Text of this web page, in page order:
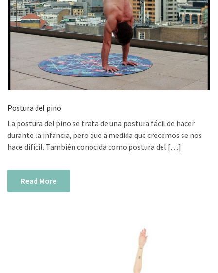
Postura del pino
La postura del pino se trata de una postura fácil de hacer
durante la infancia, pero que a medida que crecemos se nos
hace difícil. También conocida como postura del […]
Read More